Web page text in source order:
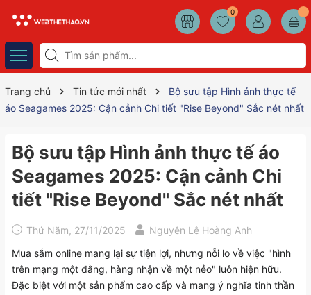
0
Trang chủ Tin tức mới nhất
Bộ sưu tập Hình ảnh thực tế
áo Seagames 2025: Cận cảnh Chi tiết "Rise Beyond" Sắc nét nhất
Bộ sưu tập Hình ảnh thực tế áo
Seagames 2025: Cận cảnh Chi
tiết "Rise Beyond" Sắc nét nhất
Thứ Năm, 27/11/2025
Nguyễn Lê Hoàng Anh
Mua sắm online mang lại sự tiện lợi, nhưng nỗi lo về việc "hình
trên mạng một đằng, hàng nhận về một nẻo" luôn hiện hữu.
Đặc biệt với một sản phẩm cao cấp và mang ý nghĩa tinh thần